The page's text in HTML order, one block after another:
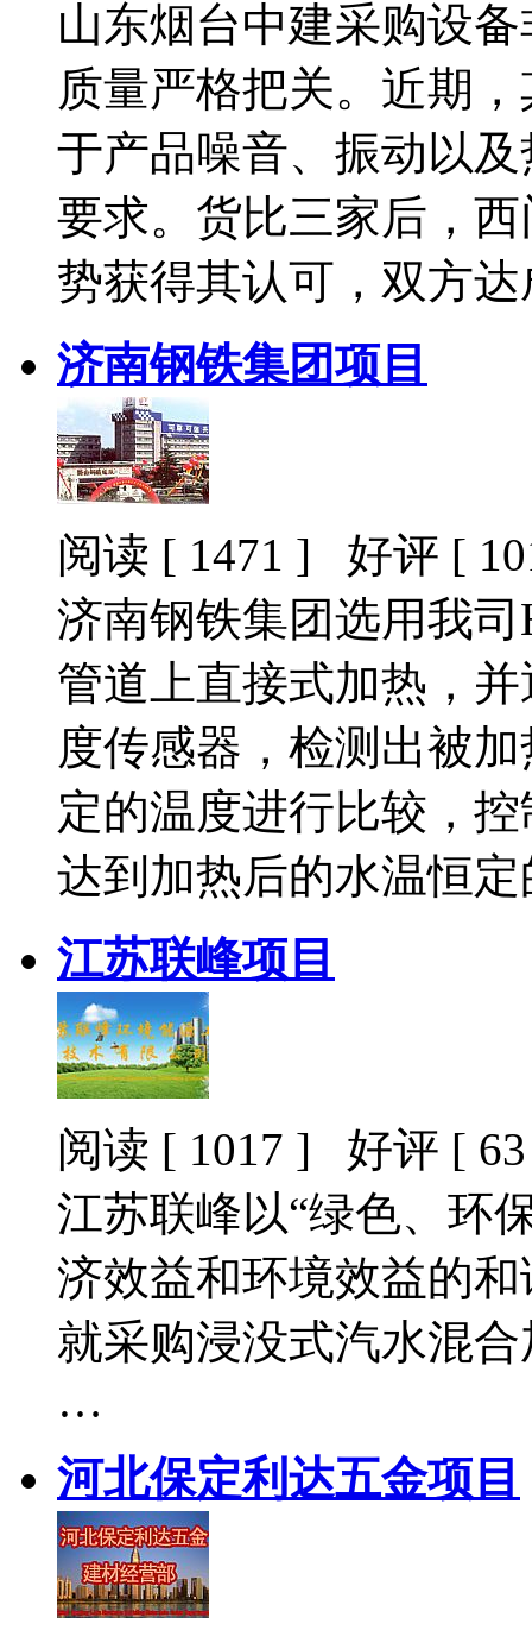
山东烟台中建采购设
质量严格把关。近期
于产品噪音、振动以
要求。货比三家后，
势获得其认可，双方
济南钢铁集团项目
阅读 [ 1471 ] 好评 [
济南钢铁集团选用我
管道上直接式加热，
度传感器，检测出被
定的温度进行比较，
达到加热后的水温恒
江苏联峰项目
阅读 [ 1017 ] 好评 [
江苏联峰以“绿色、环
济效益和环境效益的
就采购浸没式汽水混
…
河北保定利达五金项目